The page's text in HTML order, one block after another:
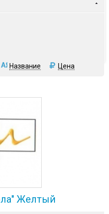
Название Цена
Желтый